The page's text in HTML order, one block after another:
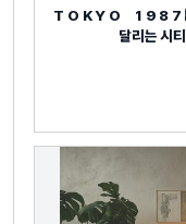
T O K Y O 1 9 8 7
달리는 시